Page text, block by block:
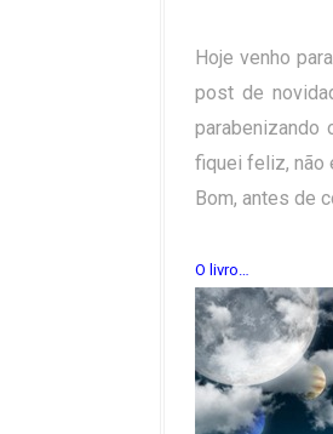
Hoje venho
post de
parabenizando
fiquei feliz, não
Bom, antes de
O livro…